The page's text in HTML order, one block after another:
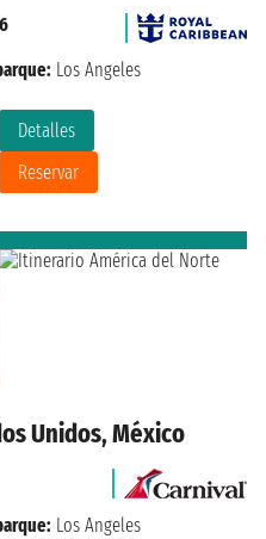
Detalles
Reservar
Los Angeles
Unidos, México
Los Angeles